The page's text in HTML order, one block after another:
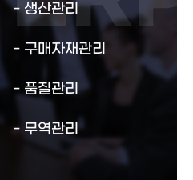
생산관리
구매자재관리
품질관리
무역관리